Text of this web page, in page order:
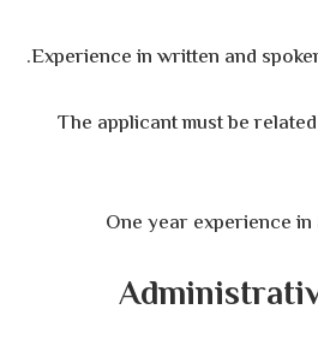
2- The applicant must be